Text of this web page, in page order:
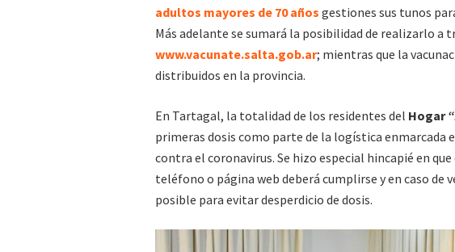
adultos mayores de 70 años gestiones sus tunos
Más adelante se sumará la posibilidad de realizarlo a
www.vacunate.salta.gob.ar; mientras que la
distribuidos en la provincia.
En Tartagal, la totalidad de los residentes del Hogar
primeras dosis como parte de la logística enmarcada
contra el coronavirus. Se hizo especial hincapié en
teléfono o página web deberá cumplirse y en caso
posible para evitar desperdicio de dosis.